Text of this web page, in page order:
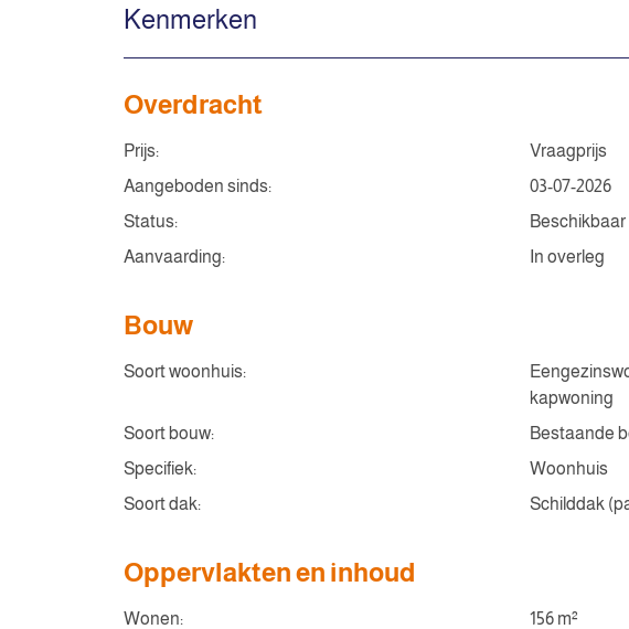
Kenmerken
Overdracht
Prijs:
Vraagprijs
Aangeboden sinds:
03-07-2026
Status:
Beschikbaar
Aanvaarding:
In overleg
Bouw
Soort woonhuis:
kapwoning
Soort bouw:
Bestaande
Specifiek:
Woonhuis
Soort dak:
Schilddak
Oppervlakten en inhoud
Wonen:
156 m²